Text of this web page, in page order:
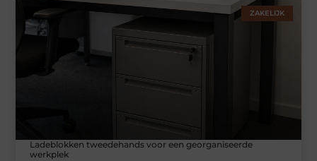
ZAKELIJK
Ladeblokken tweedehands voor een georganiseerde
werkplek